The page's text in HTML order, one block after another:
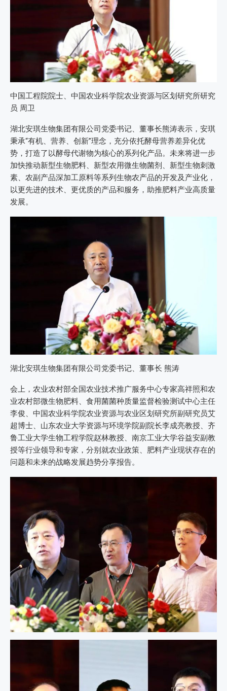
中国工程院院士、中国农业科学院农业资源与区划研究所研究
员 周卫
湖北安琪生物集团有限公司党委书记、董事长熊涛表示，安琪
秉承“有机、营养、创新”理念，充分依托酵母营养差异化优
势，打造了以酵母代谢物为核心的系列化产品。未来将进一步
加快推动新型生物肥料、新型农用微生物菌剂、新型生物刺激
素、农副产品深加工原料等系列生物农产品的开发及产业化，
以更先进的技术、更优质的产品和服务，助推肥料产业高质量
发展。
湖北安琪生物集团有限公司党委书记、董事长 熊涛
会上，农业农村部全国农业技术推广服务中心专家高祥照和农
业农村部微生物肥料、食用菌菌种质量监督检验测试中心主任
李俊、中国农业科学院农业资源与农业区划研究所副研究员艾
超博士、山东农业大学资源与环境学院副院长李成亮教授、齐
鲁工业大学生物工程学院赵林教授、南京工业大学谷益安副教
授等行业领导和专家，分别就农业政策、肥料产业现状存在的
问题和未来的战略发展趋势分享报告。